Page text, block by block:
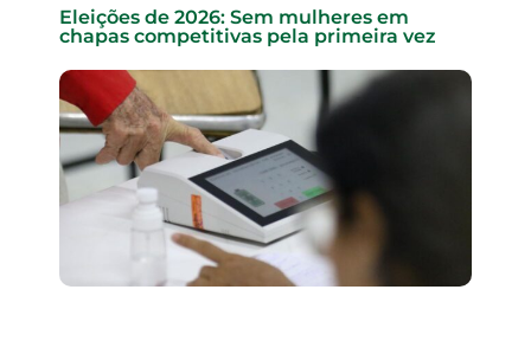
Eleições de 2026: Sem mulheres em
chapas competitivas pela primeira vez